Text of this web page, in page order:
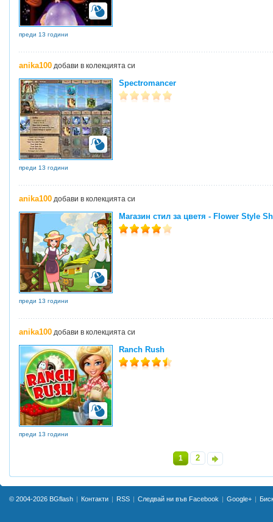
преди 13 години
anika100 добави в колекцията си
Spectromancer
преди 13 години
anika100 добави в колекцията си
Магазин стил за цветя - Flower Style
преди 13 години
anika100 добави в колекцията си
Ranch Rush
преди 13 години
1 2»
© 2004-2026 BGflash Контакти RSS Следвай ни във Facebook Google+